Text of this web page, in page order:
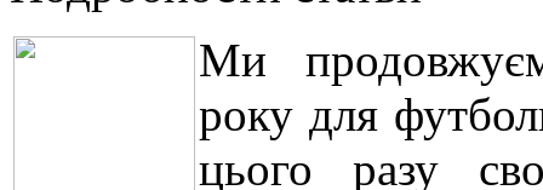
Ми
року для
цього разу